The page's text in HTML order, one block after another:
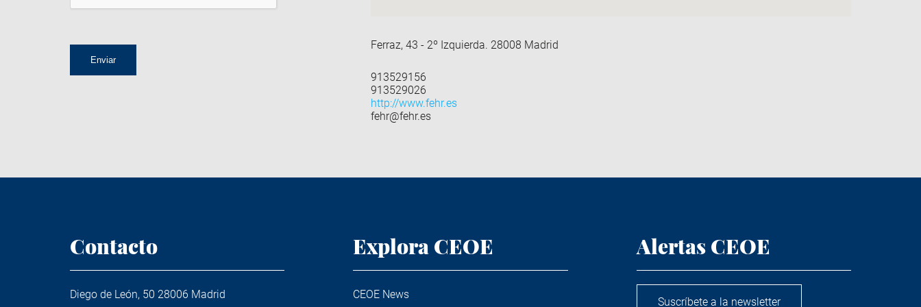
Ferraz, 43 - 2º Izquierda. 28008 Madrid
913529156
913529026
http://www.fehr.es
fehr@fehr.es
Contacto
Diego de León, 50 28006 Madrid
Explora CEOE
CEOE News
Alertas CEOE
Suscríbete a la newsletter